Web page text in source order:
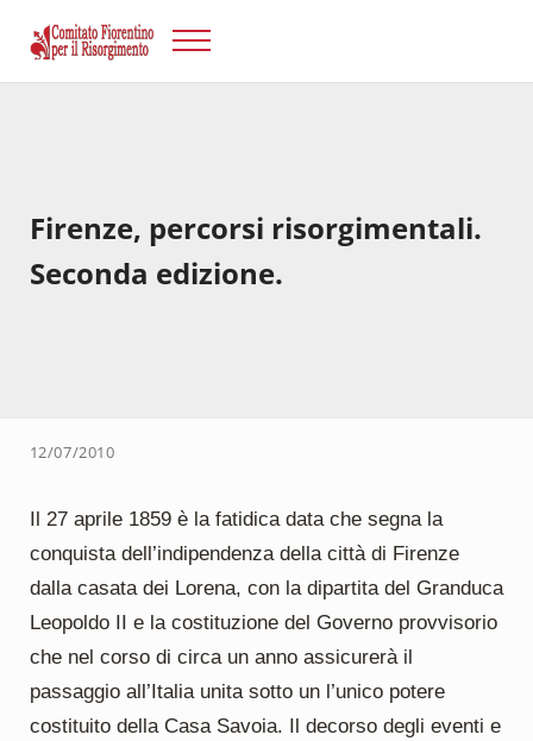
Risorgimento Firenze
Menu
Firenze, percorsi risorgimentali.
Seconda edizione.
12/07/2010
Il 27 aprile 1859 è la fatidica data che segna la
conquista dell’indipendenza della città di Firenze
dalla casata dei Lorena, con la dipartita del Granduca
Leopoldo II e la costituzione del Governo provvisorio
che nel corso di circa un anno assicurerà il
passaggio all’Italia unita sotto un l’unico potere
costituito della Casa Savoia. Il decorso degli eventi e